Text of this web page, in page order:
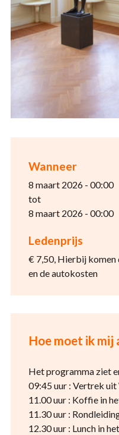
Wanneer
8 maart 2026 - 00:00
tot
8 maart 2026 - 00:00
Ledenprijs
€ 7,50, Hierbij komen
en de autokosten
Hoe moet ik mij
Het programma ziet
09:45 uur : Vertrek uit
11.00 uur : Koffie in
11.30 uur :
12.30 uur : Lunch in